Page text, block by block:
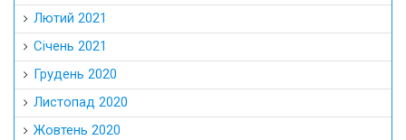
Лютий 2021
Січень 2021
Грудень 2020
Листопад 2020
Жовтень 2020